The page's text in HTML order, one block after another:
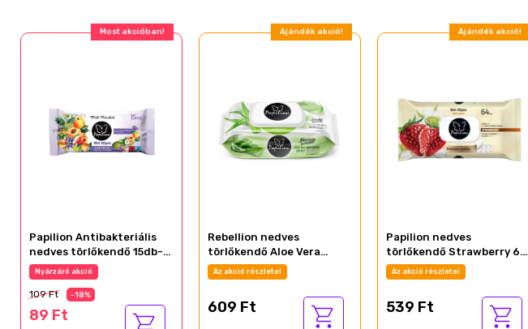
Most akcióban!
Papilion Antibakteriális
nedves törlőkendő 15db-
osNyárzáró akció
109 Ft -18%
89 Ft
Ajándék akció!
Rebellion nedves
törlőkendő Aloe Vera
100db-os
Az akció részletei
609 Ft
Ajándék akció!
Papilion nedves
törlőkendő Strawberry 64
dbAz akció részletei
539 Ft